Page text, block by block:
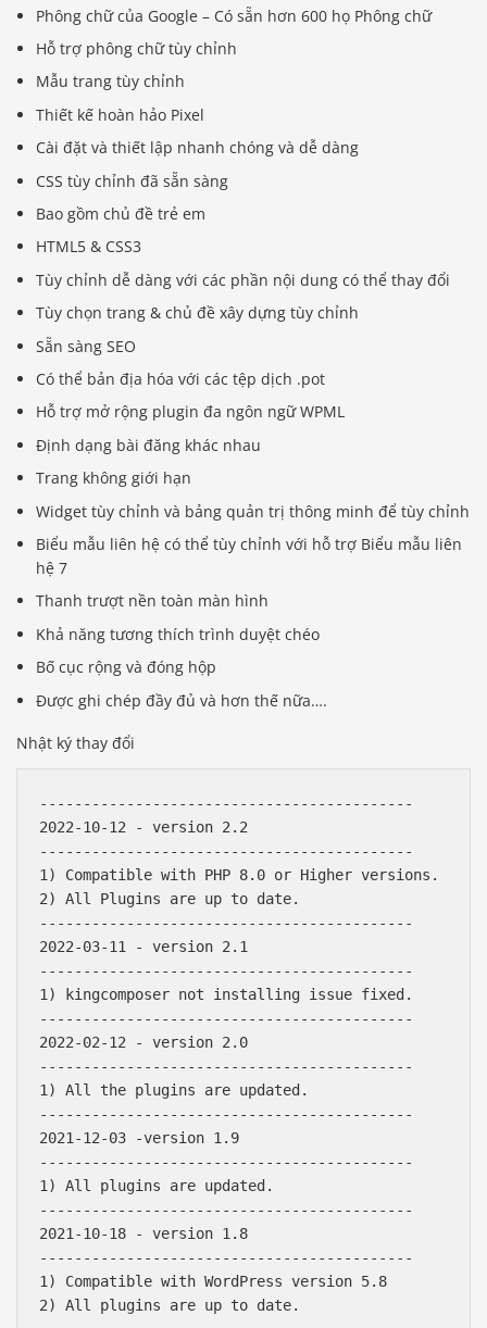
Phông chữ của Google – Có sẵn hơn 600 họ Phông chữ
Hỗ trợ phông chữ tùy chỉnh
Mẫu trang tùy chỉnh
Thiết kế hoàn hảo Pixel
Cài đặt và thiết lập nhanh chóng và dễ dàng
CSS tùy chỉnh đã sẵn sàng
Bao gồm chủ đề trẻ em
HTML5 & CSS3
Tùy chỉnh dễ dàng với các phần nội dung có thể thay đổi
Tùy chọn trang & chủ đề xây dựng tùy chỉnh
Sẵn sàng SEO
Có thể bản địa hóa với các tệp dịch .pot
Hỗ trợ mở rộng plugin đa ngôn ngữ WPML
Định dạng bài đăng khác nhau
Trang không giới hạn
Widget tùy chỉnh và bảng quản trị thông minh để tùy chỉnh
Biểu mẫu liên hệ có thể tùy chỉnh với hỗ trợ Biểu mẫu liên
hệ 7
Thanh trượt nền toàn màn hình
Khả năng tương thích trình duyệt chéo
Bố cục rộng và đóng hộp
Được ghi chép đầy đủ và hơn thế nữa….
Nhật ký thay đổi
-------------------------------------------
2022-10-12 - version 2.2
-------------------------------------------
1) Compatible with PHP 8.0 or Higher versions.
2) All Plugins are up to date.
-------------------------------------------
2022-03-11 - version 2.1
-------------------------------------------
1) kingcomposer not installing issue fixed.
-------------------------------------------
2022-02-12 - version 2.0
-------------------------------------------
1) All the plugins are updated.
-------------------------------------------
2021-12-03 -version 1.9
-------------------------------------------
1) All plugins are updated.
-------------------------------------------
2021-10-18 - version 1.8
-------------------------------------------
1) Compatible with WordPress version 5.8
2) All plugins are up to date.